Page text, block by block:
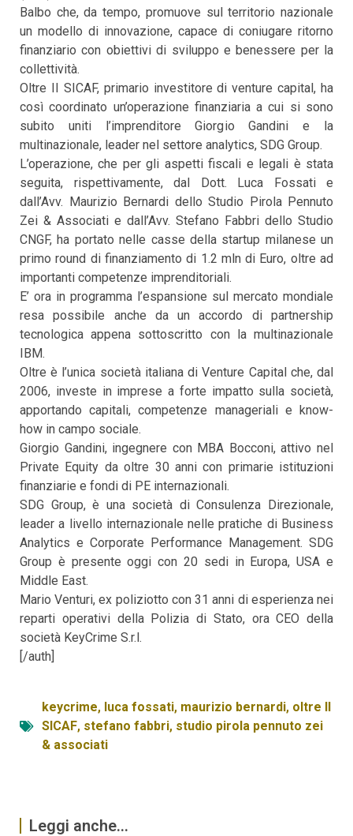
Balbo che, da tempo, promuove sul territorio nazionale
un modello di innovazione, capace di coniugare ritorno
finanziario con obiettivi di sviluppo e benessere per la
collettività.
Oltre II SICAF, primario investitore di venture capital, ha
così coordinato un’operazione finanziaria a cui si sono
subito uniti l’imprenditore Giorgio Gandini e la
multinazionale, leader nel settore analytics, SDG Group.
L’operazione, che per gli aspetti fiscali e legali è stata
seguita, rispettivamente, dal Dott. Luca Fossati e
dall’Avv. Maurizio Bernardi dello Studio Pirola Pennuto
Zei & Associati e dall’Avv. Stefano Fabbri dello Studio
CNGF, ha portato nelle casse della startup milanese un
primo round di finanziamento di 1.2 mln di Euro, oltre ad
importanti competenze imprenditoriali.
E’ ora in programma l’espansione sul mercato mondiale
resa possibile anche da un accordo di partnership
tecnologica appena sottoscritto con la multinazionale
IBM.
Oltre è l’unica società italiana di Venture Capital che, dal
2006, investe in imprese a forte impatto sulla società,
apportando capitali, competenze manageriali e know-
how in campo sociale.
Giorgio Gandini, ingegnere con MBA Bocconi, attivo nel
Private Equity da oltre 30 anni con primarie istituzioni
finanziarie e fondi di PE internazionali.
SDG Group, è una società di Consulenza Direzionale,
leader a livello internazionale nelle pratiche di Business
Analytics e Corporate Performance Management. SDG
Group è presente oggi con 20 sedi in Europa, USA e
Middle East.
Mario Venturi, ex poliziotto con 31 anni di esperienza nei
reparti operativi della Polizia di Stato, ora CEO della
società KeyCrime S.r.l.
[/auth]
keycrime, luca fossati, maurizio bernardi, oltre II
SICAF, stefano fabbri, studio pirola pennuto zei
& associati
Leggi anche...